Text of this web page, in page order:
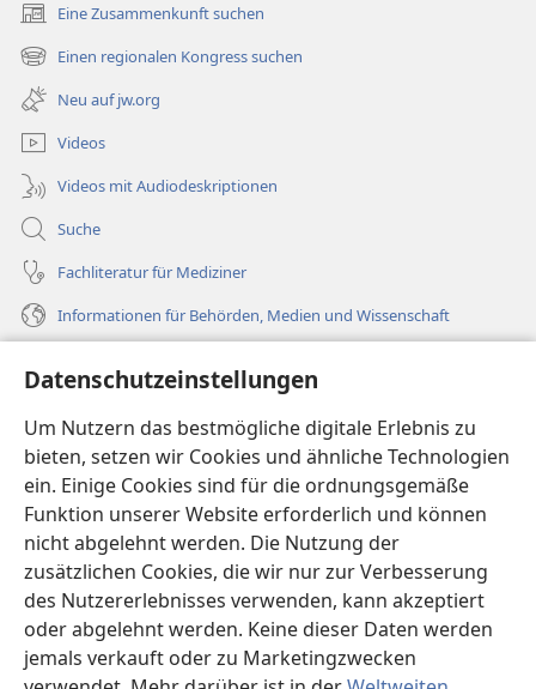
Datenschutzeinstellungen
Um Nutzern das bestmögliche digitale Erlebnis zu
bieten, setzen wir Cookies und ähnliche Technologien
ein. Einige Cookies sind für die ordnungsgemäße
Funktion unserer Website erforderlich und können
nicht abgelehnt werden. Die Nutzung der
zusätzlichen Cookies, die wir nur zur Verbesserung
des Nutzererlebnisses verwenden, kann akzeptiert
oder abgelehnt werden. Keine dieser Daten werden
jemals verkauft oder zu Marketingzwecken
Eine Zusammenkunft suchen
(öffnet
neues
Fenster)
Einen regionalen Kongress suchen
(öffnet
neues
Fenster)
Neu auf jw.org
Videos
Videos mit Audiodeskriptionen
Suche
Fachliteratur für Mediziner
Informationen für Behörden, Medien und Wissenschaft
Spenden
(öffnet
neues
Fenster)Wachtturm ONLINE-BIBLIOTHEK
(öffnet
neues
Fenster)JW Hub®
(öffnet
neues
Fenster)JW Library
Watchtower Library ®